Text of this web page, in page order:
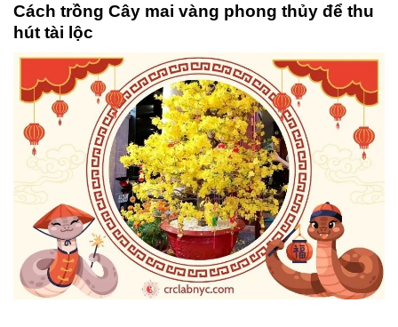
Cách trồng Cây mai vàng phong thủy để thu
hút tài lộc